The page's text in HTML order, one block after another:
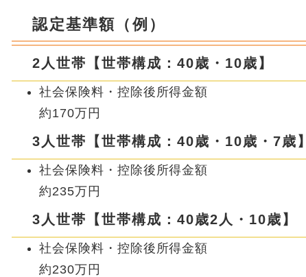
認定基準額（例）
2人世帯【世帯構成：40歳・10歳】
社会保険料・控除後所得金額
約170万円
3人世帯【世帯構成：40歳・10歳・7歳】
社会保険料・控除後所得金額
約235万円
3人世帯【世帯構成：40歳2人・10歳】
社会保険料・控除後所得金額
約230万円